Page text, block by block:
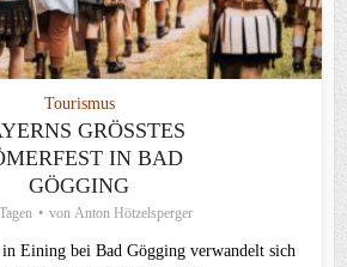
Tourismus
GRÖSSTES R
IN BAD G
ÖGGING
von Anton Hötzelsperger
Eining bei Bad Gögging verwandelt sich